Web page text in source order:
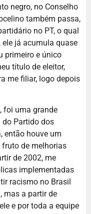
negro, no Conselho
também passa,
no PT, o qual
já acumula quase
primeiro e único
título de eleitor,
me filiar, logo depois
foi uma grande
do Partido dos
então houve um
de melhorias
de 2002, me
implementadas
racismo no Brasil
mas a partir de
e por toda a equipe